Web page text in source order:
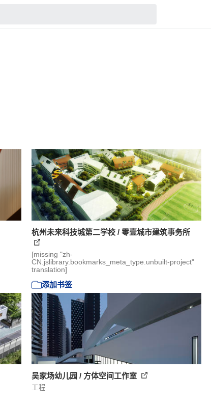
杭州未来科技城第二学校 / 零壹城市建筑事务所
[missing "zh-
CN.jslibrary.bookmarks_meta_type.unbuilt-project"
translation]
添加书签
吴家场幼儿园 / 方体空间工作室
工程